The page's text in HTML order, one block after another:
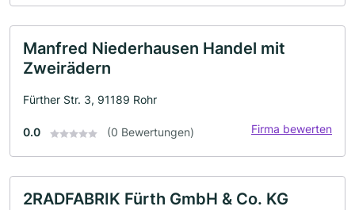
Manfred Niederhausen Handel mit
Zweirädern
Fürther Str. 3, 91189 Rohr
0.0 (0 Bewertungen) Firma bewerten
2RADFABRIK Fürth GmbH & Co. KG